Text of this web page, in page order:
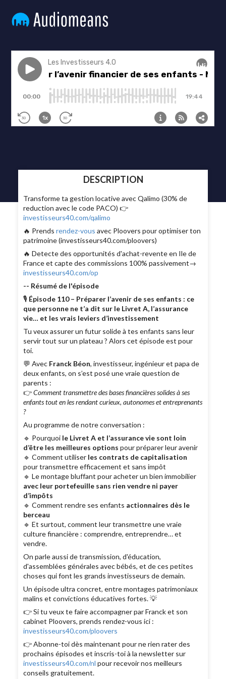
DESCRIPTION
Transforme ta gestion locative avec Qalimo (30% de
reduction avec le code PACO) 👉
investisseurs40.com/qalimo
🔥 Prendsrendez-vous avec Ploovers pour optimiser ton
patrimoine (investisseurs40.com/ploovers)
🔥 Detecte des opportunités d'achat-revente en Ile de
France et capte des commissions 100% passivement→
investisseurs40.com/op
-- Résumé de l'épisode
🎙 Épisode 110 – Préparer l’avenir de ses enfants : ce
que personne ne t’a dit sur le Livret A, l’assurance
vie… et les vrais leviers d’investissement
Tu veux assurer un futur solide à tes enfants sans leur
servir tout sur un plateau ? Alors cet épisode est pour
toi.
💬 Avec Franck Béon, investisseur, ingénieur et papa de
deux enfants, on s’est posé une vraie question de
parents :
👉Comment transmettre des bases financières solides à ses
enfants tout en les rendant curieux, autonomes et entreprenants
?
Au programme de notre conversation :
🔹 Pourquoi le Livret A et l’assurance vie sont loin
d’être les meilleures options pour préparer leur avenir
🔹 Comment utiliser les contrats de capitalisation
pour transmettre efficacement et sans impôt
🔹 Le montage bluffant pour acheter un bien immobilier
avec leur portefeuille sans rien vendre ni payer
d’impôts
🔹 Comment rendre ses enfants actionnaires dès le
berceau
🔹 Et surtout, comment leur transmettre une vraie
culture financière : comprendre, entreprendre… et
vendre.
On parle aussi de transmission, d'éducation,
d'assemblées générales avec bébés, et de ces petites
choses qui font les grands investisseurs de demain.
Un épisode ultra concret, entre montages patrimoniaux
malins et convictions éducatives fortes. 💡
👉 Si tu veux te faire accompagner par Franck et son
cabinet Ploovers, prends rendez-vous ici :
investisseurs40.com/ploovers
👉 Abonne-toi dès maintenant pour ne rien rater des
prochains épisodes et inscris-toi à la newsletter sur
investisseurs40.com/nl pour recevoir nos meilleurs
conseils gratuitement.